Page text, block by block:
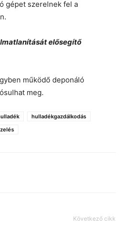
gépet szerelnek fel a
elősegítő
működő deponáló
meg.
hulladékgazdálkodás
Következő cikk